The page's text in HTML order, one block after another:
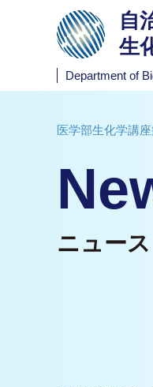
自
生
Department of
医学部生化学講
ニュース